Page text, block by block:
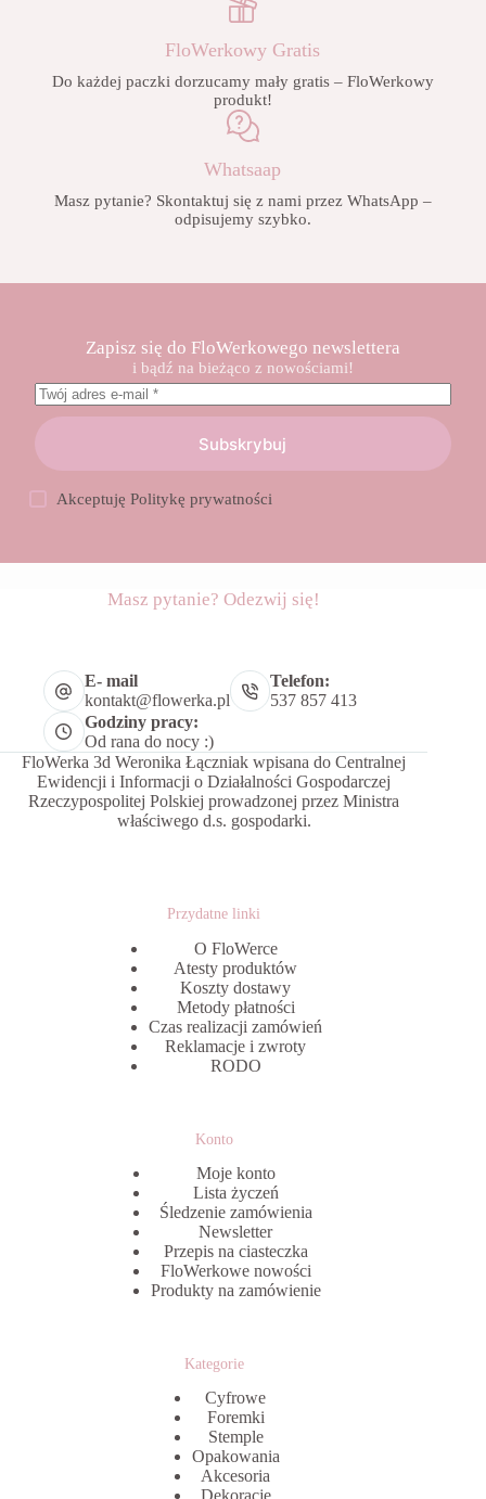
FloWerkowy Gratis
Do każdej paczki dorzucamy mały gratis – FloWerkowy
produkt!
Whatsaap
Masz pytanie? Skontaktuj się z nami przez WhatsApp –
odpisujemy szybko.
Zapisz się do FloWerkowego newslettera
i bądź na bieżąco z nowościami!
Subskrybuj
AkceptujęPolitykę prywatności
Masz pytanie? Odezwij się!
E- mail
kontakt@flowerka.pl
Telefon:
537 857 413
Godziny pracy:
Od rana do nocy :)
FloWerka 3d Weronika Łączniak wpisana do Centralnej
Ewidencji i Informacji o Działalności Gospodarczej
Rzeczypospolitej Polskiej prowadzonej przez Ministra
właściwego d.s. gospodarki.
Przydatne linki
O FloWerce
Atesty produktów
Koszty dostawy
Metody płatności
Czas realizacji zamówień
Reklamacje i zwroty
RODO
Konto
Moje konto
Lista życzeń
Śledzenie zamówienia
Newsletter
Przepis na ciasteczka
FloWerkowe nowości
Produkty na zamówienie
Kategorie
Cyfrowe
Foremki
Stemple
Opakowania
Akcesoria
Dekoracje